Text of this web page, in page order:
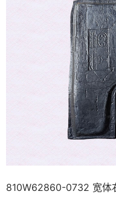
810W62860-0732 宽体